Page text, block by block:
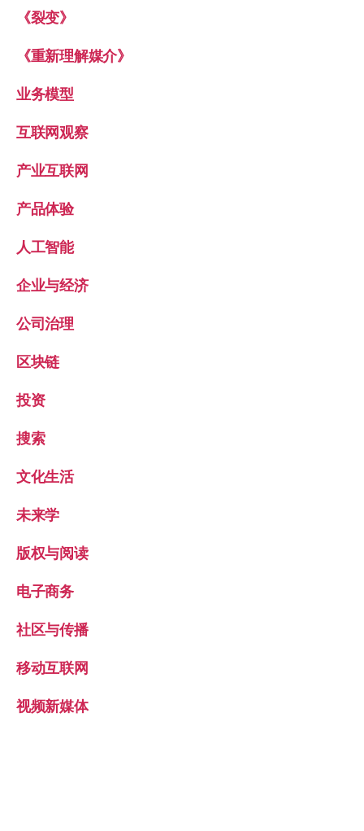
《裂变》
《重新理解媒介》
业务模型
互联网观察
产业互联网
产品体验
人工智能
企业与经济
公司治理
区块链
投资
搜索
文化生活
未来学
版权与阅读
电子商务
社区与传播
移动互联网
视频新媒体